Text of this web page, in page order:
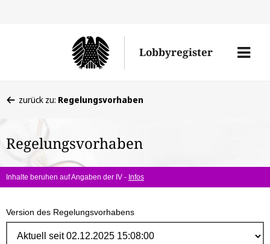
Lobbyregister
Menü
befinden
hier:
zurück zu: Regelungsvorhaben
Regelungsvorhaben
Inhalte beruhen auf Angaben der IV - Infos
Version des Regelungsvorhabens